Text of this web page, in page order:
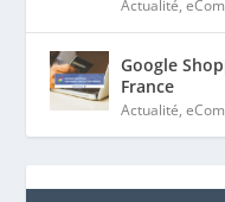
ACCESSIBILITE(2)
APPLE (3)
FORMATION(4)